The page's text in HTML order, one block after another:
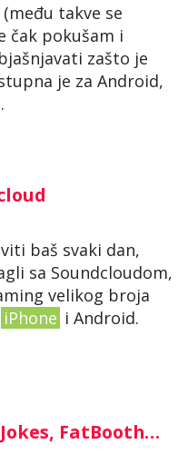
takve se
čak pokušam i
zašto je
je za Android,
baš svaki dan,
sa Soundcloudom,
velikog broja
iPhone i Android.
FatBooth…